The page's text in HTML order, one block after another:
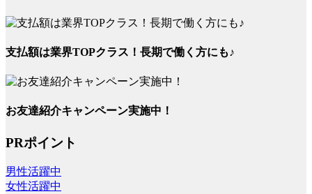
支払額は業界TOPクラス！長期で働く方にも♪
お友達紹介キャンペーン実施中！
PRポイント
男性活躍中
女性活躍中